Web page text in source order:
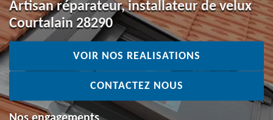
Artisan réparateur, installateur de velux
Courtalain 28290
VOIR NOS REALISATIONS
CONTACTEZ NOUS
Nos engagements